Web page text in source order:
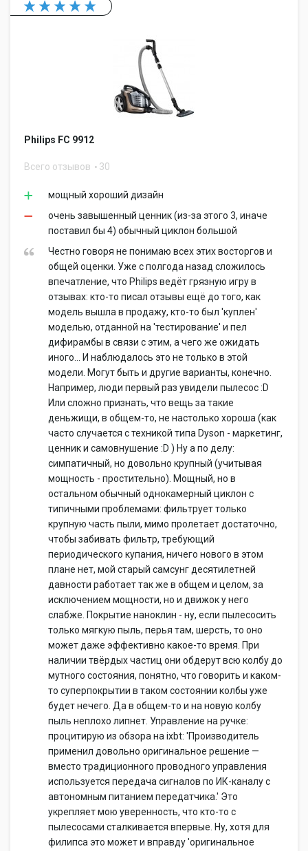
Philips FC 9912
Всего отзывов 30
мощный хороший дизайн
очень завышенный ценник (из-за этого 3, иначе
поставил бы 4) обычный циклон большой
Честно говоря не понимаю всех этих восторгов и
общей оценки. Уже с полгода назад сложилось
впечатление, что Philips ведёт грязную игру в
отзывах: кто-то писал отзывы ещё до того, как
модель вышла в продажу, кто-то был 'куплен'
моделью, отданной на 'тестирование' и пел
дифирамбы в связи с этим, а чего же ожидать
иного... И наблюдалось это не только в этой
модели. Могут быть и другие варианты, конечно.
Например, люди первый раз увидели пылесос :D
Или сложно признать, что вещь за такие
деньжищи, в общем-то, не настолько хороша (как
часто случается с техникой типа Dyson - маркетинг,
ценник и самовнушение :D ) Ну а по делу:
симпатичный, но довольно крупный (учитывая
мощность - простительно). Мощный, но в
остальном обычный однокамерный циклон с
типичными проблемами: фильтрует только
крупную часть пыли, мимо пролетает достаточно,
чтобы забивать фильтр, требующий
периодического купания, ничего нового в этом
плане нет, мой старый самсунг десятилетней
давности работает так же в общем и целом, за
исключением мощности, но и движок у него
слабже. Покрытие наноклин - ну, если пылесосить
только мягкую пыль, перья там, шерсть, то оно
может даже эффективно какое-то время. При
наличии твёрдых частиц они обдерут всю колбу до
мутного состояния, понятно, что говорить и каком-
то суперпокрытии в таком состоянии колбы уже
будет нечего. Да в общем-то и на новую колбу
пыль неплохо липнет. Управление на ручке:
процитирую из обзора на ixbt: 'Производитель
применил довольно оригинальное решение —
вместо традиционного проводного управления
используется передача сигналов по ИК-каналу с
автономным питанием передатчика.' Это
укрепляет мою уверенность, что кто-то с
пылесосами сталкивается впервые. Ну, хотя для
филипса это может и вправду 'оригинальное